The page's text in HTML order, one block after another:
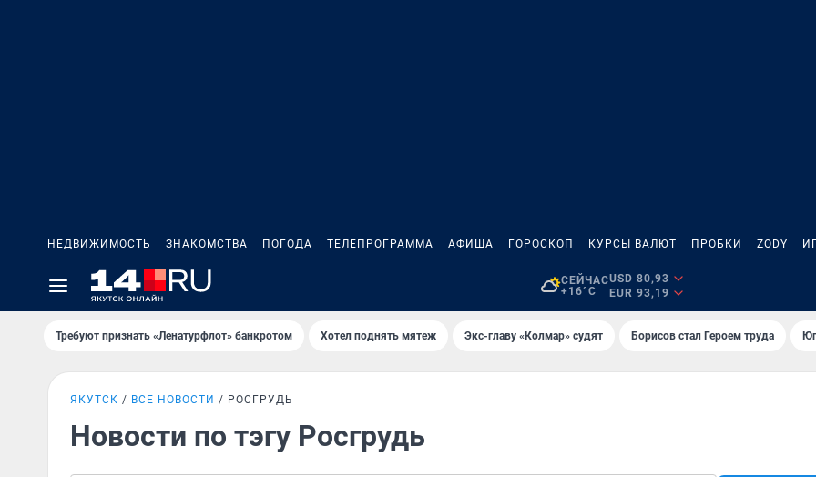
НЕДВИЖИМОСТЬ ЗНАКОМСТВА ПОГОДА ТЕЛЕПРОГРАММА АФИША ГОРОСКОП КУРСЫ ВАЛЮТ ПРОБКИ ZODY
СЕЙЧАС
+16°C
USD 80,93
EUR 93,19
Требуют признать «Ленатурфлот» банкротом Хотел поднять мятеж Экс-главу «Колмар» судят Борисов стал Героем труда
ЯКУТСК ВСЕ НОВОСТИ РОСГРУДЬ
Новости по тэгу Росгрудь